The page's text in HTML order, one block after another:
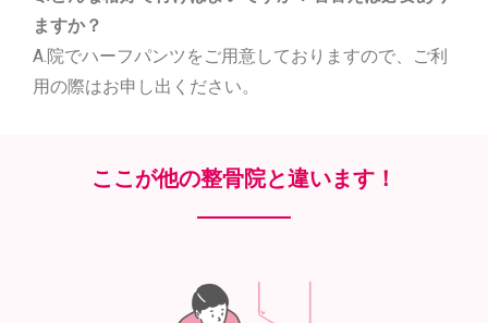
ますか？
A.院でハーフパンツをご用意しておりますので、ご利
用の際はお申し出ください。
ここが他の整骨院と違います！​